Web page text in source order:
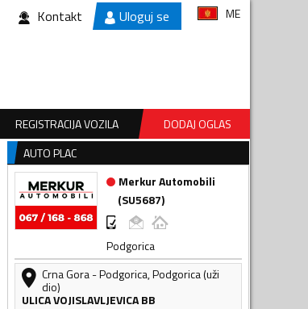
Kontakt Uloguj se ME
REGISTRACIJA VOZILA
DODAJ OGLAS
AUTO PLAC
Merkur Automobili
(SU5687)
Podgorica
Crna Gora-Podgorica,Podgorica (uži
dio)
ULICA VOJISLAVLJEVICA BB